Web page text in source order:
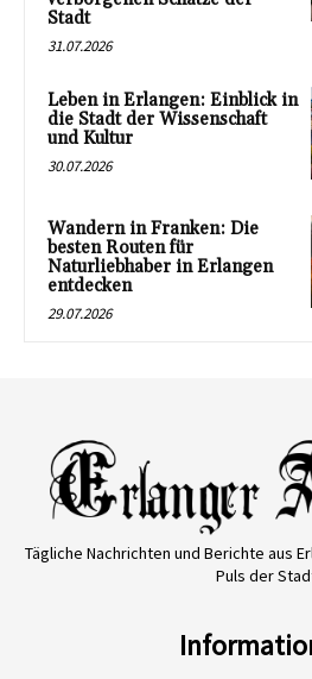
Stadt
31.07.2026
Leben in Erlangen: Einblick in
die Stadt der Wissenschaft
und Kultur
30.07.2026
Wandern in Franken: Die
besten Routen für
Naturliebhaber in Erlangen
entdecken
29.07.2026
Tägliche Nachrichten und Berichte aus
Puls der